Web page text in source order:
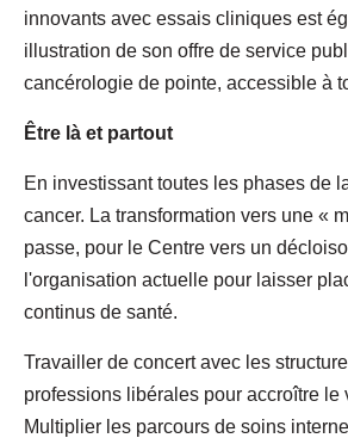
innovants avec essais cliniques est
illustration de son offre de service
cancérologie de pointe, accessible à
Être là et partout
En investissant toutes les phases de
cancer. La transformation vers une «
passe, pour le Centre vers un
l'organisation actuelle pour laisser
continus de santé.
Travailler de concert avec les
professions libérales pour accroître le
Multiplier les parcours de soins